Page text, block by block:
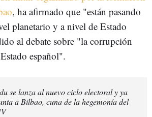
, ha afirmado que "están pasando
planetario y a nivel de Estado
al debate sobre "la corrupción
español".
se lanza al nuevo ciclo electoral y ya
a Bilbao, cuna de la hegemonía del